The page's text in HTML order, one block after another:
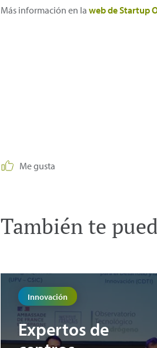
Más información en la web de Startup
Me gusta
También te
Innovación
Expertos de